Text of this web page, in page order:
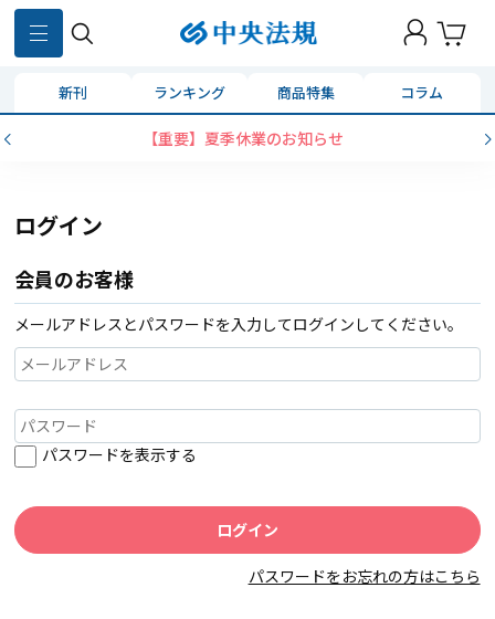
新刊 ランキング 商品特集 コラム
【重要】夏季休業のお知らせ
ログイン
会員のお客様
メールアドレスとパスワードを入力してログインしてください。
パスワードを表示する
パスワードをお忘れの方はこちら